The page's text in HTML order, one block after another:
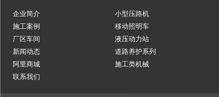
企业简介
施工案例
厂区车间
新闻动态
阿里商城
联系我们
小型压路机
移动照明车
液压动力站
道路养护系列
施工类机械